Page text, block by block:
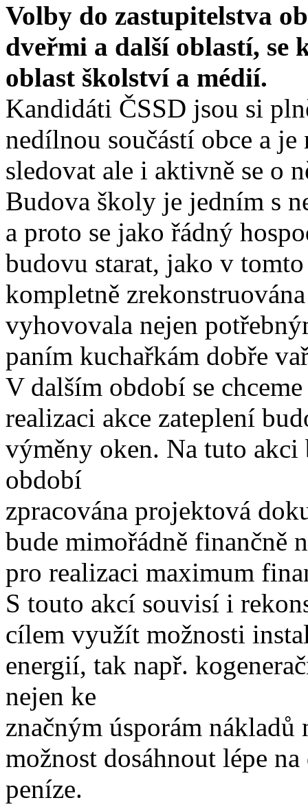
Volby do zastupitelstva
dveřmi a další oblastí, se
oblast školství a médií.
Kandidáti ČSSD jsou si
nedílnou součástí obce a
sledovat ale i aktivně se o
Budova školy je jedním s
a proto se jako řádný
budovu starat, jako v
kompletně
vyhovovala nejen
paním kuchařkám dobře
V dalším období se
realizaci akce zateplení
výměny oken. Na tuto
období
zpracována projektová
bude mimořádně finančně
pro realizaci maximum
S touto akcí souvisí i
cílem využít možnosti
energií, tak např.
nejen ke
značným úsporám
možnost dosáhnout lépe
peníze.